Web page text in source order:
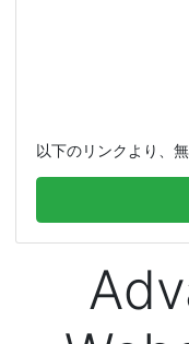
以下のリンクより、